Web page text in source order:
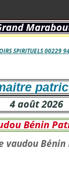
SPIRITUELS 00229
4 août 2026
Bénin